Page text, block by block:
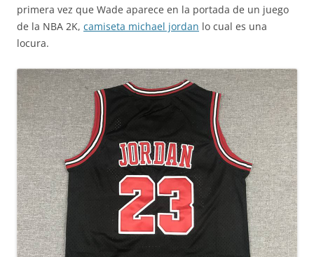
primera vez que Wade aparece en la portada de un juego
de la NBA 2K, camiseta michael jordan lo cual es una
locura.